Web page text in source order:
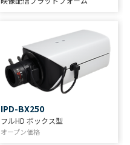
IPD-BX250
フルHD ボックス型
オープン価格